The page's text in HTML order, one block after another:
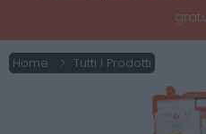
Home Tutti I Prodotti